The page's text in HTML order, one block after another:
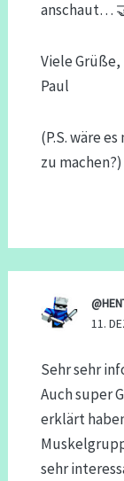
anschaut…
Viele Grüße,
Paul
(P.S. wäre
zu
11.
Sehr sehr
Auch super
erklärt
sehr